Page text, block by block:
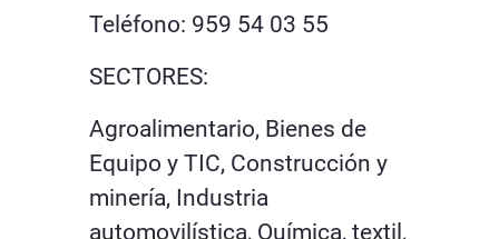
Teléfono: 959 54 03 55
SECTORES:
Agroalimentario, Bienes de
Equipo y TIC, Construcción y
minería, Industria
automovilística, Química, textil,